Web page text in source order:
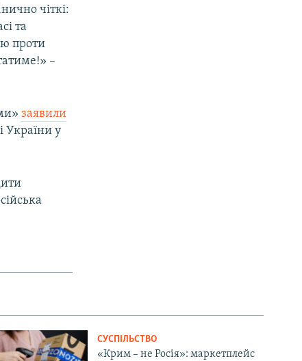
чіткі:
та
проти
–
заявили
України у
СУСПІЛЬСТВО
«Крим – не Росія»: маркетплейс